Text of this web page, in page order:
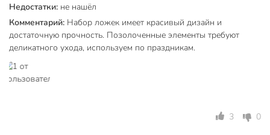
Y6-10268» и другие товары в нашем интернет-магазине в
Смоленске по низким ценам и с бесплатным самовывозом.
Техническая информация
Длина, см
Недостатки: не нашёл
Комментарий: Набор ложек имеет красивый дизайн и
достаточную прочность. Позолоченные элементы требуют
деликатного ухода, используем по праздникам.
3 0